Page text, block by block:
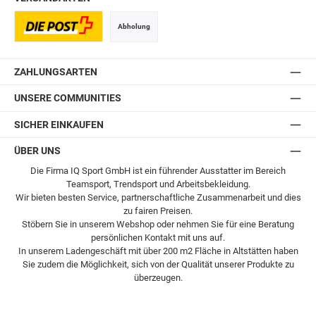
Abholung
ZAHLUNGSARTEN
UNSERE COMMUNITIES
SICHER EINKAUFEN
ÜBER UNS
Die Firma IQ Sport GmbH ist ein führender Ausstatter im Bereich
Teamsport, Trendsport und Arbeitsbekleidung.
Wir bieten besten Service, partnerschaftliche Zusammenarbeit und dies
zu fairen Preisen.
Stöbern Sie in unserem Webshop oder nehmen Sie für eine Beratung
persönlichen Kontakt mit uns auf.
In unserem Ladengeschäft mit über 200 m2 Fläche in Altstätten haben
Sie zudem die Möglichkeit, sich von der Qualität unserer Produkte zu
überzeugen.